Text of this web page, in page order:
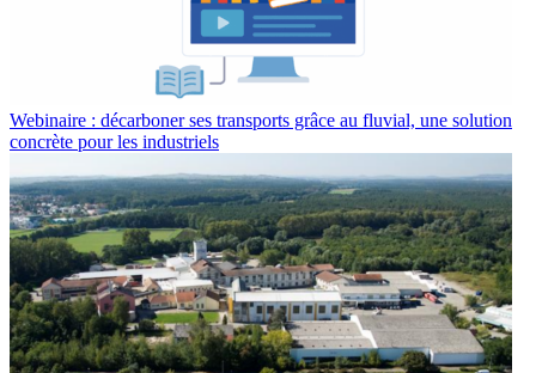
Webinaire : décarboner ses transports grâce au fluvial, une solution
concrète pour les industriels